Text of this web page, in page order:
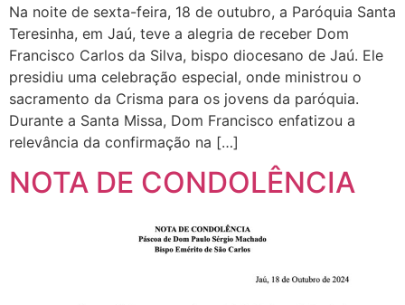
Na noite de sexta-feira, 18 de outubro, a Paróquia Santa
Teresinha, em Jaú, teve a alegria de receber Dom
Francisco Carlos da Silva, bispo diocesano de Jaú. Ele
presidiu uma celebração especial, onde ministrou o
sacramento da Crisma para os jovens da paróquia.
Durante a Santa Missa, Dom Francisco enfatizou a
relevância da confirmação na […]
NOTA DE CONDOLÊNCIA